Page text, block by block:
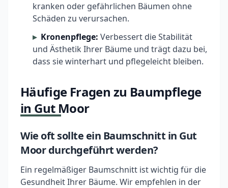
kranken oder gefährlichen Bäumen ohne
Schäden zu verursachen.
Kronenpflege: Verbessert die Stabilität
und Ästhetik Ihrer Bäume und trägt dazu bei,
dass sie winterhart und pflegeleicht bleiben.
Häufige Fragen zu Baumpflege
in Gut Moor
Wie oft sollte ein Baumschnitt in Gut
Moor durchgeführt werden?
Ein regelmäßiger Baumschnitt ist wichtig für die
Gesundheit Ihrer Bäume. Wir empfehlen in der